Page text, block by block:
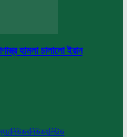
হামলা চালালো ইরান
ঢালিউডবলিউডহলিউড